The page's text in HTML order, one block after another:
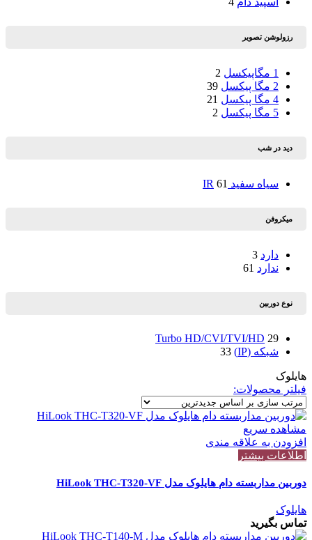
رزولوشن تصویر
1 مگاپیکسل
2
2 مگا پیکسل
39
4 مگا پیکسل
21
5 مگا پیکسل
2
دید در شب
سیاه سفید IR 61
میکروفن
دارد 3
ندارد 61
نوع دوربین
Turbo HD/CVI/TVI/HD 29
شبکه (IP)
33
هایلوک
فیلتر محصولات:
مشاهده سریع
افزودن به علاقه مندی
اطلاعات بیشتر
دوربین مداربسته دام هایلوک مدل HiLook THC-T320-VF
هایلوک
تماس بگیرید